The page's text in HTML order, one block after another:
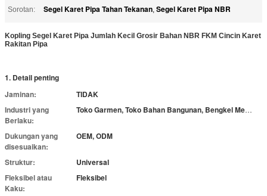
Sorotan: Segel Karet Pipa Tahan Tekanan, Segel Karet Pipa NBR
Kopling Segel Karet Pipa Jumlah Kecil Grosir Bahan NBR FKM Cincin Karet
Rakitan Pipa
1. Detail penting
Jaminan:
TIDAK
Industri yang
Berlaku:
Toko Garmen, Toko Bahan Bangunan, Bengkel Mesin, Pekerjaan Konstruksi
Dukungan yang
disesuaikan:
OEM, ODM
Struktur:
Universal
Fleksibel atau
Kaku:
Fleksibel